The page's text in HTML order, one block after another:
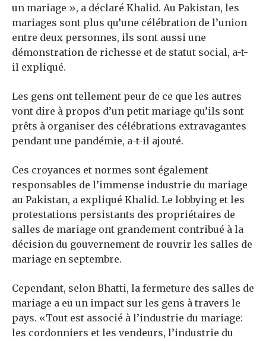
un mariage », a déclaré Khalid. Au Pakistan, les
mariages sont plus qu’une célébration de l’union
entre deux personnes, ils sont aussi une
démonstration de richesse et de statut social, a-t-
il expliqué.
Les gens ont tellement peur de ce que les autres
vont dire à propos d’un petit mariage qu’ils sont
prêts à organiser des célébrations extravagantes
pendant une pandémie, a-t-il ajouté.
Ces croyances et normes sont également
responsables de l’immense industrie du mariage
au Pakistan, a expliqué Khalid. Le lobbying et les
protestations persistants des propriétaires de
salles de mariage ont grandement contribué à la
décision du gouvernement de rouvrir les salles de
mariage en septembre.
Cependant, selon Bhatti, la fermeture des salles de
mariage a eu un impact sur les gens à travers le
pays. «Tout est associé à l’industrie du mariage:
les cordonniers et les vendeurs, l’industrie du